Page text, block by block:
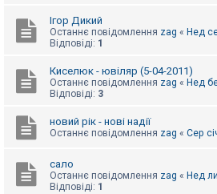
з
о
е
к
Ігор Дикий
Останнє повідомлення zag « Нед
Відповіді: 1
Киселюк - ювіляр (5-04-2011)
Останнє повідомлення zag « Нед
Відповіді: 3
новий рік - нові надії
Останнє повідомлення zag « Сер
сало
Останнє повідомлення zag « Нед
Відповіді: 1